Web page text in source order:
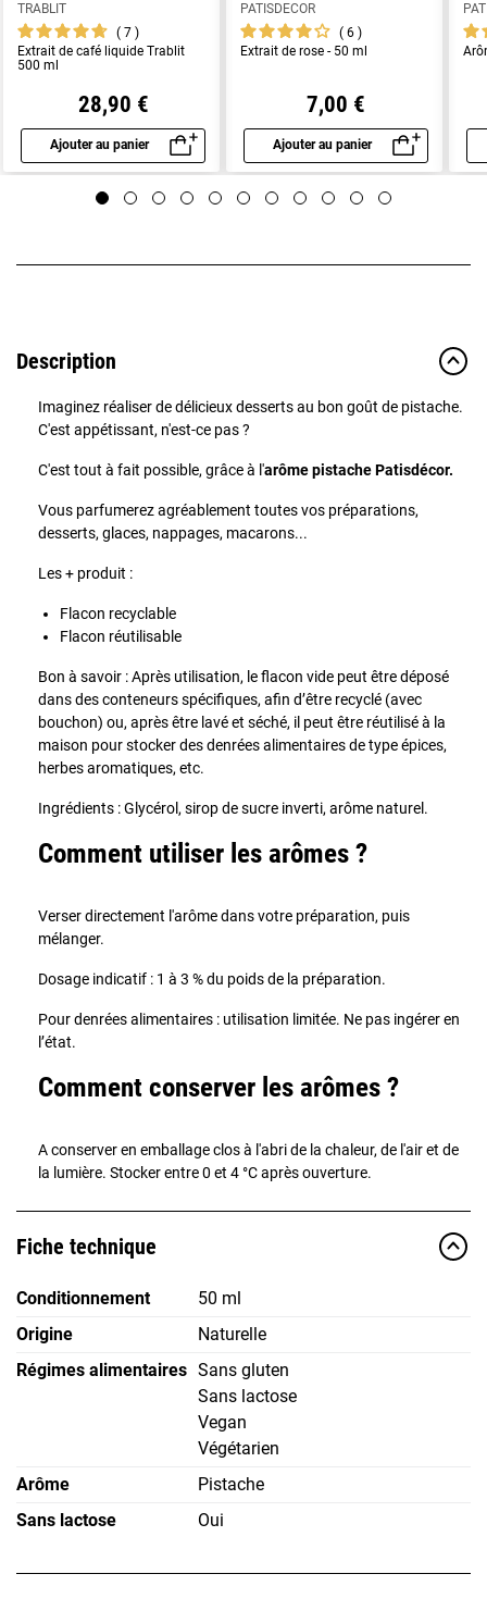
TRABLIT
7
Extrait de café liquide Trablit
500 ml
28,90 €
Ajouter au panier
Aperçu rapide
PATISDECOR
6
Extrait de rose - 50 ml
7,00 €
Ajouter au panier
Aperçu rapide
Description
Imaginez réaliser de délicieux desserts au bon goût de pistache.
C'est appétissant, n'est-ce pas ?
C'est tout à fait possible, grâce à l'arôme pistache Patisdécor.
Vous parfumerez agréablement toutes vos préparations,
desserts, glaces, nappages, macarons...
Les + produit :
Flacon recyclable
Flacon réutilisable
Bon à savoir : Après utilisation, le flacon vide peut être déposé
dans des conteneurs spécifiques, afin d’être recyclé (avec
bouchon) ou, après être lavé et séché, il peut être réutilisé à la
maison pour stocker des denrées alimentaires de type épices,
herbes aromatiques, etc.
Ingrédients : Glycérol, sirop de sucre inverti, arôme naturel.
Comment utiliser les arômes ?
Verser directement l'arôme dans votre préparation, puis
mélanger.
Dosage indicatif : 1 à 3 % du poids de la préparation.
Pour denrées alimentaires : utilisation limitée. Ne pas ingérer en
l’état.
Comment conserver les arômes ?
A conserver en emballage clos à l'abri de la chaleur, de l'air et de
la lumière. Stocker entre 0 et 4 °C après ouverture.
Fiche technique
Conditionnement
50 ml
Origine
Naturelle
Régimes alimentaires Sans gluten
Sans lactose
Vegan
Végétarien
Arôme
Pistache
Sans lactose
Oui